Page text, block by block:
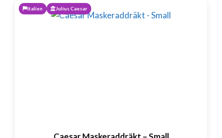
Italien Julius Caesar